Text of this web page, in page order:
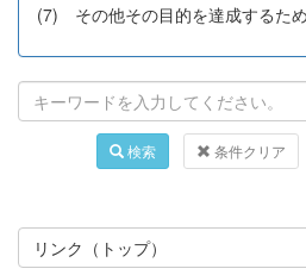
(7) その他その目的を達成するため
検索 条件クリア
リンク（トップ）